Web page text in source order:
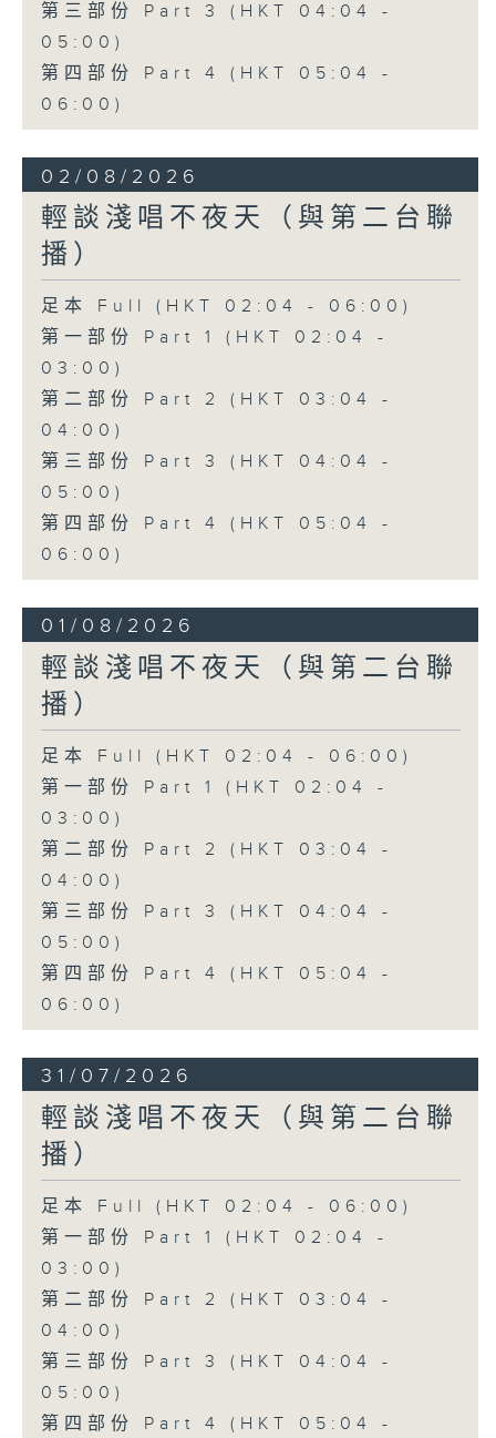
第三部份 Part 3 (HKT 04:04 -
05:00)
第四部份 Part 4 (HKT 05:04 -
06:00)
02/08/2026
輕談淺唱不夜天（與第二台聯
播）
足本 Full (HKT 02:04 - 06:00)
第一部份 Part 1 (HKT 02:04 -
03:00)
第二部份 Part 2 (HKT 03:04 -
04:00)
第三部份 Part 3 (HKT 04:04 -
05:00)
第四部份 Part 4 (HKT 05:04 -
06:00)
01/08/2026
輕談淺唱不夜天（與第二台聯
播）
足本 Full (HKT 02:04 - 06:00)
第一部份 Part 1 (HKT 02:04 -
03:00)
第二部份 Part 2 (HKT 03:04 -
04:00)
第三部份 Part 3 (HKT 04:04 -
05:00)
第四部份 Part 4 (HKT 05:04 -
06:00)
31/07/2026
輕談淺唱不夜天（與第二台聯
播）
足本 Full (HKT 02:04 - 06:00)
第一部份 Part 1 (HKT 02:04 -
03:00)
第二部份 Part 2 (HKT 03:04 -
04:00)
第三部份 Part 3 (HKT 04:04 -
05:00)
第四部份 Part 4 (HKT 05:04 -